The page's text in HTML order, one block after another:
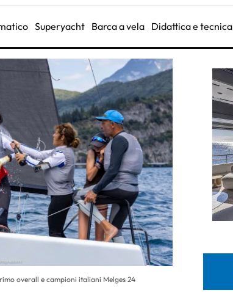
Superyacht Barca a vela Didattica e tecnica
overall e campioni italiani Melges 24